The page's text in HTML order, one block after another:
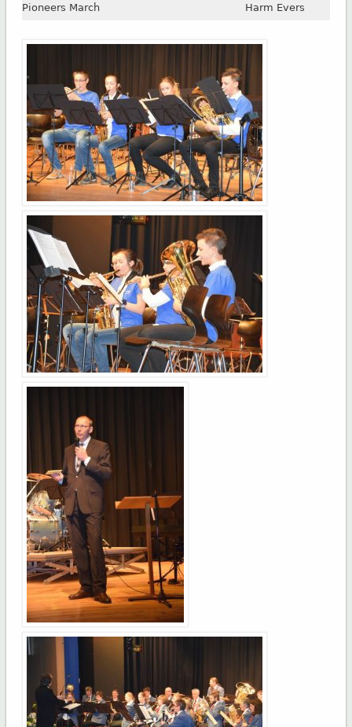
Pioneers March Harm Evers